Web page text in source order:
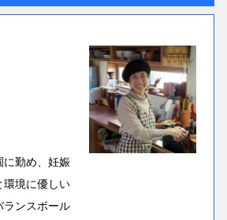
に勤め、妊娠
環境に優しい
ランスボール